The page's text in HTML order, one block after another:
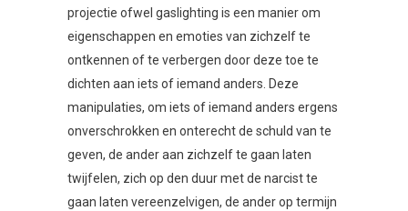
projectie ofwel gaslighting is een manier om
eigenschappen en emoties van zichzelf te
ontkennen of te verbergen door deze toe te
dichten aan iets of iemand anders. Deze
manipulaties, om iets of iemand anders ergens
onverschrokken en onterecht de schuld van te
geven, de ander aan zichzelf te gaan laten
twijfelen, zich op den duur met de narcist te
gaan laten vereenzelvigen, de ander op termijn